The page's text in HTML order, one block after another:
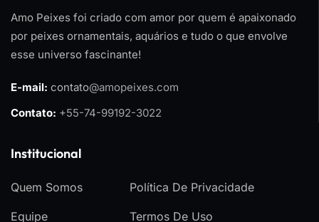
Amo Peixes foi criado com amor por quem é apaixonado
por peixes ornamentais, aquários e tudo o que envolve
esse universo fascinante!
E-mail: contato@amopeixes.com
Contato: +55-74-99192-3022
Institucional
Quem Somos
Equipe
Política De Privacidade
Termos De Uso